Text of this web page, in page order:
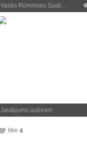
Valdis Rūmnieks Sask…
Jautājums autoram
like 4